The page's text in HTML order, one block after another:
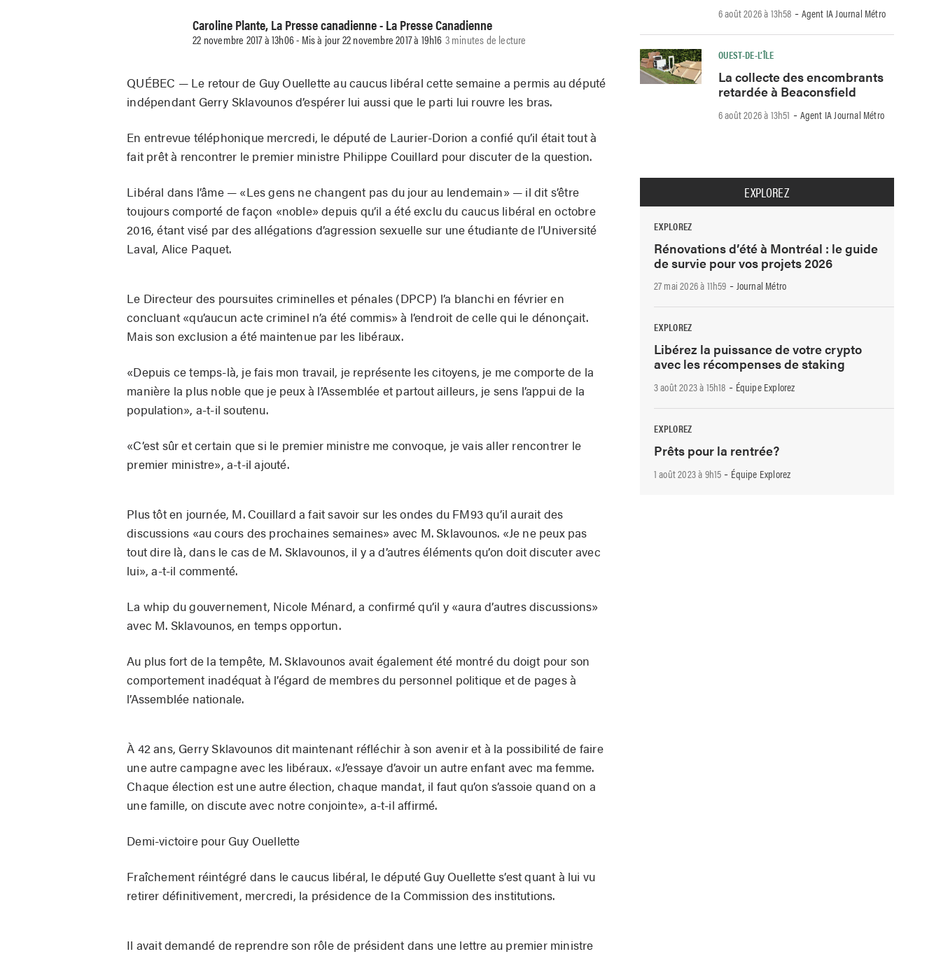
Caroline Plante, La Presse canadienne - La Presse Canadienne
22 novembre 2017 à 13h06 - Mis à jour 22 novembre 2017 à 19h16 3 minutes de lecture
QUÉBEC — Le retour de Guy Ouellette au caucus libéral cette semaine a permis au député
indépendant Gerry Sklavounos d’espérer lui aussi que le parti lui rouvre les bras.
En entrevue téléphonique mercredi, le député de Laurier-Dorion a confié qu’il était tout à
fait prêt à rencontrer le premier ministre Philippe Couillard pour discuter de la question.
Libéral dans l’âme — «Les gens ne changent pas du jour au lendemain» — il dit s’être
toujours comporté de façon «noble» depuis qu’il a été exclu du caucus libéral en octobre
2016, étant visé par des allégations d’agression sexuelle sur une étudiante de l’Université
Laval, Alice Paquet.
Le Directeur des poursuites criminelles et pénales (DPCP) l’a blanchi en février en
concluant «qu’aucun acte criminel n’a été commis» à l’endroit de celle qui le dénonçait.
Mais son exclusion a été maintenue par les libéraux.
«Depuis ce temps-là, je fais mon travail, je représente les citoyens, je me comporte de la
manière la plus noble que je peux à l’Assemblée et partout ailleurs, je sens l’appui de la
population», a-t-il soutenu.
«C’est sûr et certain que si le premier ministre me convoque, je vais aller rencontrer le
premier ministre», a-t-il ajouté.
Plus tôt en journée, M. Couillard a fait savoir sur les ondes du FM93 qu’il aurait des
discussions «au cours des prochaines semaines» avec M. Sklavounos. «Je ne peux pas
tout dire là, dans le cas de M. Sklavounos, il y a d’autres éléments qu’on doit discuter avec
lui», a-t-il commenté.
La whip du gouvernement, Nicole Ménard, a confirmé qu’il y «aura d’autres discussions»
avec M. Sklavounos, en temps opportun.
Au plus fort de la tempête, M. Sklavounos avait également été montré du doigt pour son
comportement inadéquat à l’égard de membres du personnel politique et de pages à
l’Assemblée nationale.
À 42 ans, Gerry Sklavounos dit maintenant réfléchir à son avenir et à la possibilité de faire
une autre campagne avec les libéraux. «J’essaye d’avoir un autre enfant avec ma femme.
Chaque élection est une autre élection, chaque mandat, il faut qu’on s’assoie quand on a
une famille, on discute avec notre conjointe», a-t-il affirmé.
Demi-victoire pour Guy Ouellette
Fraîchement réintégré dans le caucus libéral, le député Guy Ouellette s’est quant à lui vu
retirer définitivement, mercredi, la présidence de la Commission des institutions.
Il avait demandé de reprendre son rôle de président dans une lettre au premier ministre
6 août 2026 à 13h58 -Agent IA Journal Métro
OUEST-DE-L’ÎLE
La collecte des encombrants
retardée à Beaconsfield
6 août 2026 à 13h51 -Agent IA Journal Métro
EXPLOREZ
EXPLOREZ
Rénovations d’été à Montréal : le guide
de survie pour vos projets 2026
27 mai 2026 à 11h59 -Journal Métro
EXPLOREZ
Libérez la puissance de votre crypto
avec les récompenses de staking
3 août 2023 à 15h18 - Équipe Explorez
EXPLOREZ
Prêts pour la rentrée?
1 août 2023 à 9h15 - Équipe Explorez